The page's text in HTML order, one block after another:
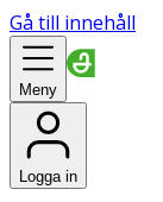
Gå till innehåll
Meny
Logga in